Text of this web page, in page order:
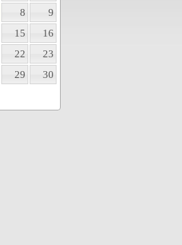
8
9
15
16
22
23
29
30